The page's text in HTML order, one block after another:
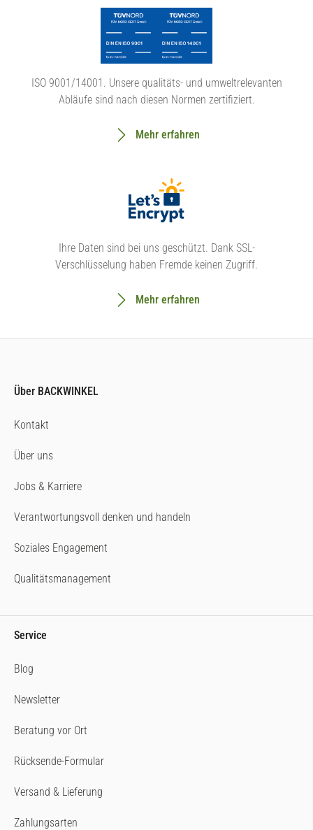
ISO 9001/14001. Unsere qualitäts- und umweltrelevanten
Abläufe sind nach diesen Normen zertifiziert.
Mehr erfahren
Ihre Daten sind bei uns geschützt. Dank SSL-
Verschlüsselung haben Fremde keinen Zugriff.
Mehr erfahren
Über BACKWINKEL
Kontakt
Über uns
Jobs & Karriere
Verantwortungsvoll denken und handeln
Soziales Engagement
Qualitätsmanagement
Service
Blog
Newsletter
Beratung vor Ort
Rücksende-Formular
Versand & Lieferung
Zahlungsarten